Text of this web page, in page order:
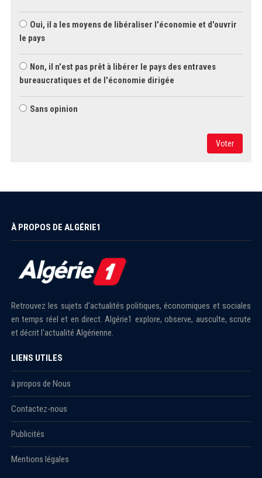
Oui, il a les moyens de libéraliser l'économie et d'ouvrir
le pays
Non, il n'est pas prêt à libérer le pays des entraves
bureaucratiques et de l'économie dirigée
Sans opinion
Voter
À PROPOS DE ALGÉRIE1
Retrouvez les sujets d'actualités politiques, économiques et sociales
en temps réel et en direct. Algérie1 explore, observe, ausculte, scrute
et décrit l'actualité Algérienne.
LIENS UTILES
à propos de Nous
Contactez-nous
Publicités
Mentions légales